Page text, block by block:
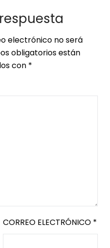
electrónico no será
obligatorios están
con *
CORREO ELECTRÓNICO *